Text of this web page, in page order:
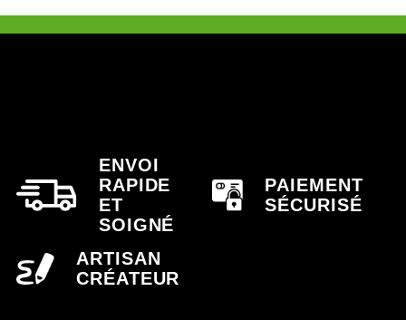
ENVOI
RAPIDE
ET
SOIGNÉ
PAIEMENT
SÉCURISÉ
ARTISAN
CRÉATEUR